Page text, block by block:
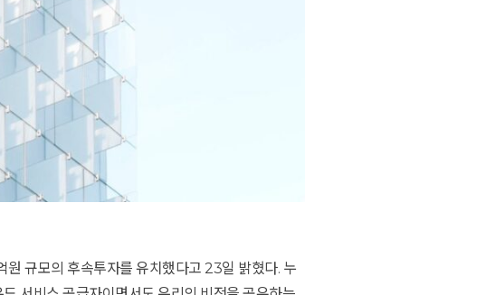
규모의 후속투자를 유치했다고 23일 밝혔다. 누